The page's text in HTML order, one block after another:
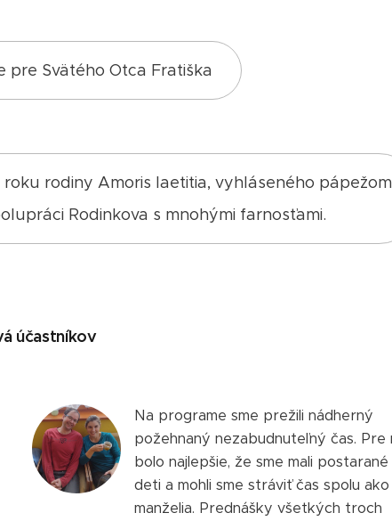
pre Svätého Otca Fratiška
rodiny Amoris laetitia, vyhláseného pápežom
Rodinkova s mnohými farnosťami.
účastníkov
Na programe sme prežili nádherný
požehnaný nezabudnuteľný čas. Pre
bolo najlepšie, že sme mali postarané
deti a mohli sme stráviť čas spolu ako
manželia. Prednášky všetkých troch